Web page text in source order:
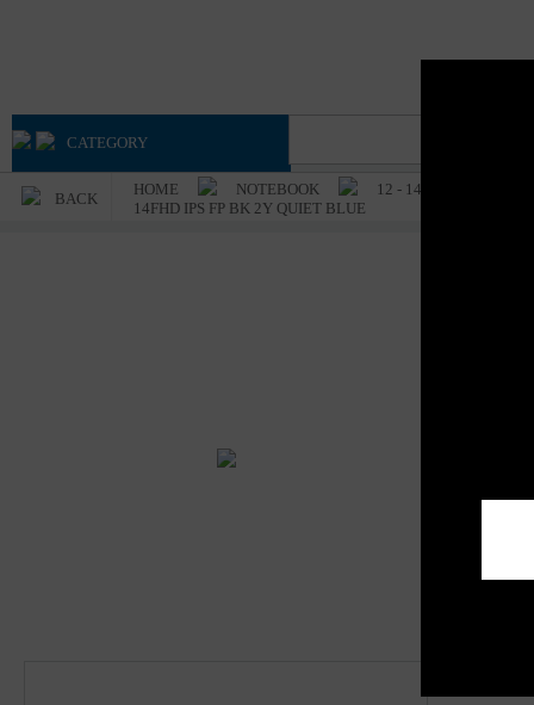
CATEGORY
BACK
HOME NOTEBOOK 12 - 14 INCH
14FHD IPS FP BK 2Y QUIET BLUE